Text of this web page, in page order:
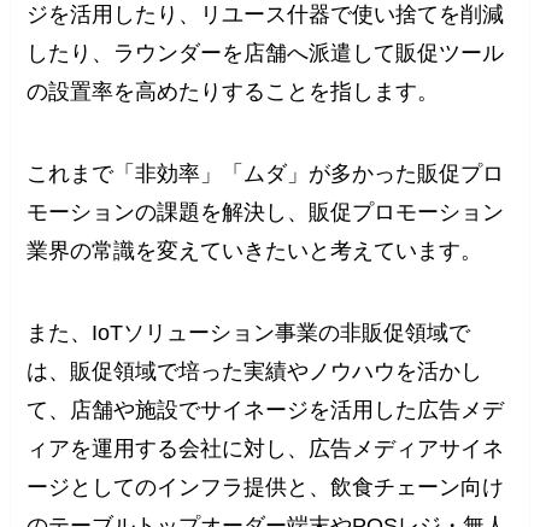
ジを活用したり、リユース什器で使い捨てを削減
したり、ラウンダーを店舗へ派遣して販促ツール
の設置率を高めたりすることを指します。
これまで「非効率」「ムダ」が多かった販促プロ
モーションの課題を解決し、販促プロモーション
業界の常識を変えていきたいと考えています。
また、IoTソリューション事業の非販促領域で
は、販促領域で培った実績やノウハウを活かし
て、店舗や施設でサイネージを活用した広告メデ
ィアを運用する会社に対し、広告メディアサイネ
ージとしてのインフラ提供と、飲食チェーン向け